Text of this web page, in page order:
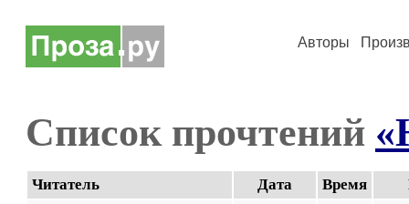
Авторы
Список прочтений
Читатель Дата Время